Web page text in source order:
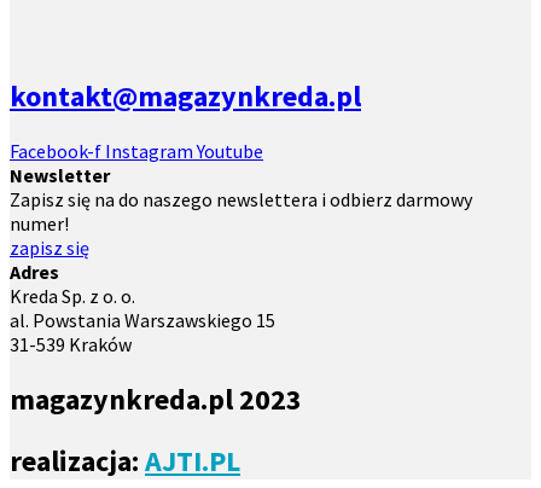
kontakt@magazynkreda.pl
Facebook-f Instagram Youtube
Newsletter
Zapisz się na do naszego newslettera i odbierz darmowy
numer!
zapisz się
Adres
Kreda Sp. z o. o.
al. Powstania Warszawskiego 15
31-539 Kraków
magazynkreda.pl 2023
realizacja:AJTI.PL